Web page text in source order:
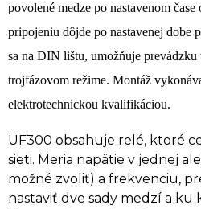
povolené medze po nastavenom čase
pripojeniu dôjde po nastavenej dobe
sa na DIN lištu, umožňuje
trojfázovom režime. Montáž
elektrotechnickou kvalifikáciou.
UF300 obsahuje relé, ktoré
sieti. Meria napätie v jednej
možné zvoliť) a frekvenciu,
nastaviť dve sady medzí a ku